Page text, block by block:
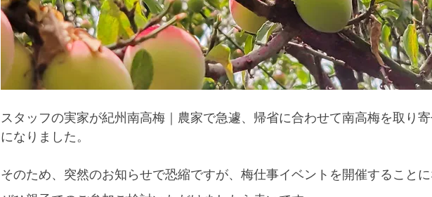
スタッフの実家が紀州南高梅｜農家で急遽、帰省に合わせて南高梅を取り
になりました。
そのため、突然のお知らせで恐縮ですが、梅仕事イベントを開催すること